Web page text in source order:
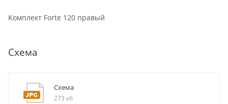
Комплект Forte 120 правый
Схема
Схема
273 кб